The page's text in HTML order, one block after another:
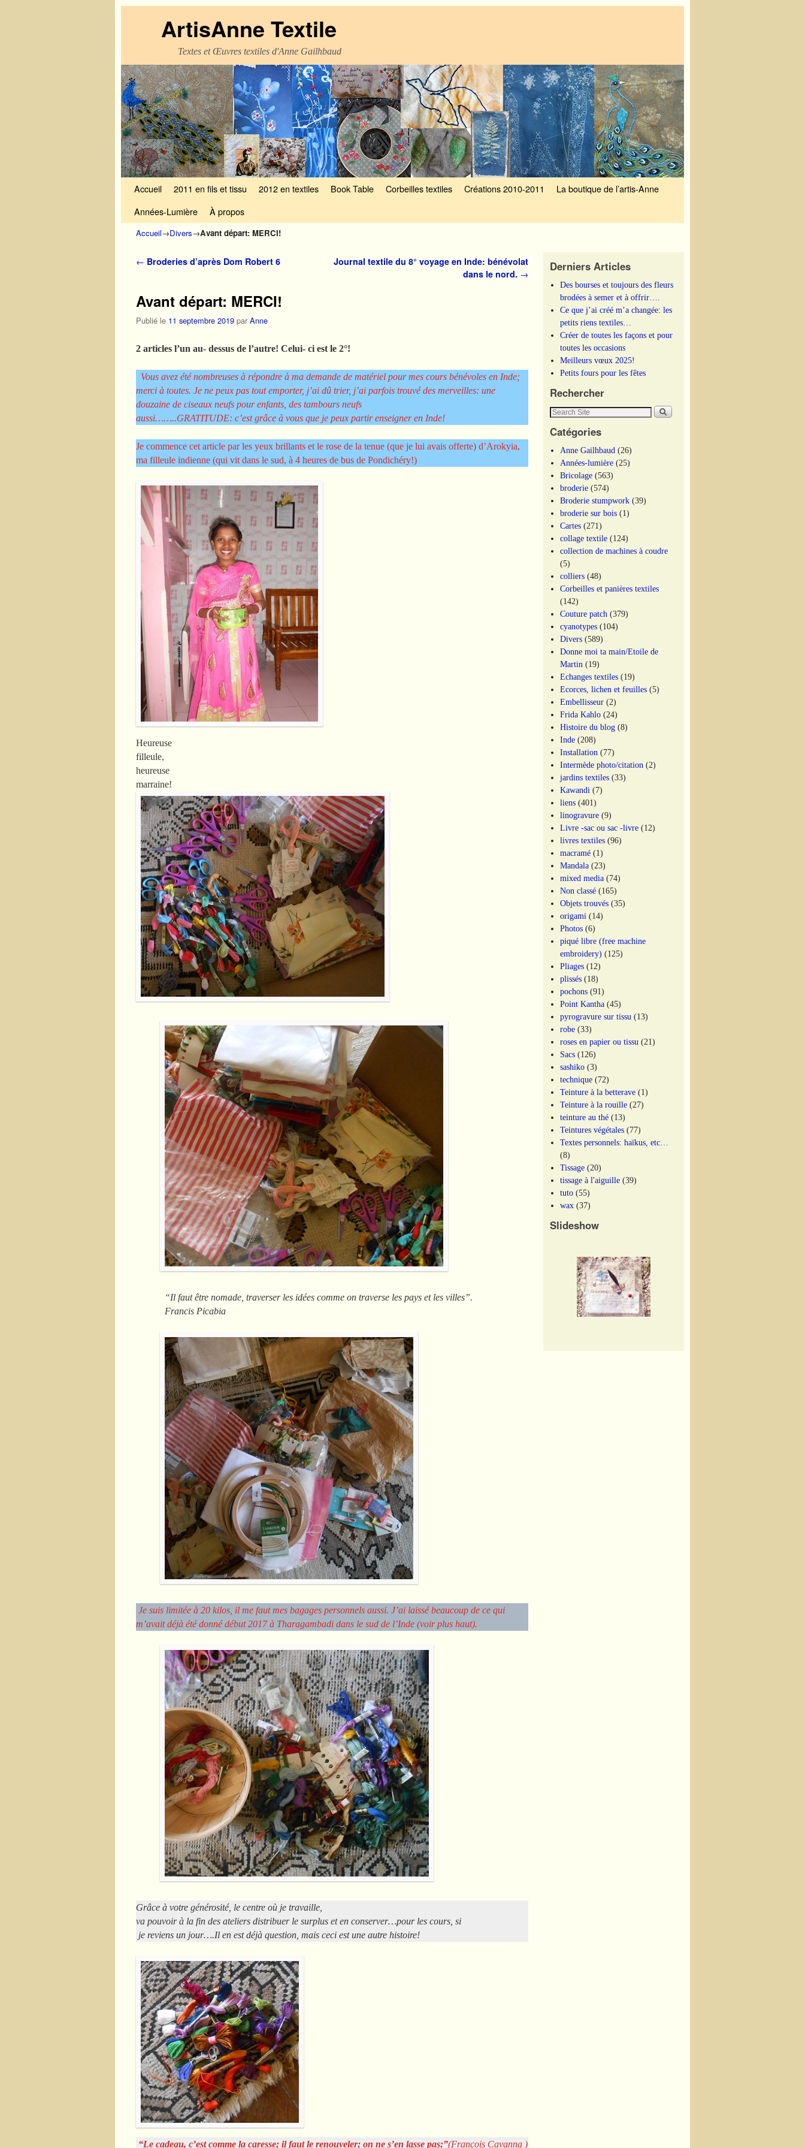
ArtisAnne Textile
Textes et Œuvres textiles d'Anne Gailhbaud
Accueil 2011 en fils et tissu 2012 en textiles Book Table Corbeilles textiles Créations 2010-2011
La boutique de l’artis-Anne
Années-Lumière
À propos
Accueil→Divers→Avant départ: MERCI!
Navigation des articles
← Broderies d’après Dom Robert 6
Journal textile du 8° voyage en Inde: bénévolat
dans le nord. →
Avant départ: MERCI!
Publié le 11 septembre 2019 par Anne
2 articles l’un au- dessus de l’autre! Celui- ci est le 2°!
Vous avez été nombreuses à répondre à ma demande de matériel pour mes cours bénévoles en Inde;
merci à toutes. Je ne peux pas tout emporter, j’ai dû trier, j’ai parfois trouvé des merveilles: une
douzaine de ciseaux neufs pour enfants, des tambours neufs
aussi……..GRATITUDE: c’est grâce à vous que je peux partir enseigner en Inde!
Je commence cet article par les yeux brillants et le rose de la tenue (que je lui avais offerte) d’Arokyia,
ma filleule indienne (qui vit dans le sud, à 4 heures de bus de Pondichéry!)
Heureuse
filleule,
heureuse
marraine!
“Il faut être nomade, traverser les idées comme on traverse les pays et les villes”.
Francis Picabia
Je suis limitée à 20 kilos, il me faut mes bagages personnels aussi. J’ai laissé beaucoup de ce qui
m’avait déjà été donné début 2017 à Tharagambadi dans le sud de l’Inde (voir plus haut).
Grâce à votre générosité, le centre où je travaille,
va pouvoir à la fin des ateliers distribuer le surplus et en conserver…pour les cours, si
je reviens un jour….Il en est déjà question, mais ceci est une autre histoire!
“Le cadeau, c’est comme la caresse; il faut le renouveler; on ne s’en lasse pas;”(François Cavanna )
Derniers Articles
Des bourses et toujours des fleurs
brodées à semer et à offrir….
Ce que j’ai créé m’a changée: les
petits riens textiles…
Créer de toutes les façons et pour
toutes les occasions
Meilleurs vœux 2025!
Petits fours pour les fêtes
Rechercher
Catégories
Anne Gailhbaud (26)
Années-lumière (25)
Bricolage (563)
broderie (574)
Broderie stumpwork (39)
broderie sur bois (1)
Cartes (271)
collage textile (124)
collection de machines à coudre
(5)
colliers (48)
Corbeilles et panières textiles
(142)
Couture patch (379)
cyanotypes (104)
Divers (589)
Donne moi ta main/Etoile de
Martin (19)
Echanges textiles (19)
Ecorces, lichen et feuilles (5)
Embellisseur (2)
Frida Kahlo (24)
Histoire du blog (8)
Inde (208)
Installation (77)
Intermède photo/citation (2)
jardins textiles (33)
Kawandi (7)
liens (401)
linogravure (9)
Livre -sac ou sac -livre (12)
livres textiles (96)
macramé (1)
Mandala (23)
mixed media (74)
Non classé (165)
Objets trouvés (35)
origami (14)
Photos (6)
piqué libre (free machine
embroidery) (125)
Pliages (12)
plissés (18)
pochons (91)
Point Kantha (45)
pyrogravure sur tissu (13)
robe (33)
roses en papier ou tissu (21)
Sacs (126)
sashiko (3)
technique (72)
Teinture à la betterave (1)
Teinture à la rouille (27)
teinture au thé (13)
Teintures végétales (77)
Textes personnels: haïkus, etc…
(8)
Tissage (20)
tissage à l'aiguille (39)
tuto (55)
wax (37)
Slideshow